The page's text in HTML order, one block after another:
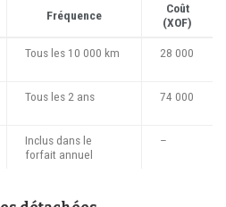
Fréquence
Coût
(XOF)
Tous les 10 000 km 28 000
Tous les 2 ans 74 000
Inclus dans le
forfait annuel
–